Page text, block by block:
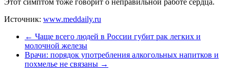
Этот симптом тоже говорит о неправильной работе сердца.
Источник: www.meddaily.ru
← Чаще всего людей в России губит рак легких и
молочной железы
Врачи: порядок употребления алкогольных напитков и
похмелье не связаны →